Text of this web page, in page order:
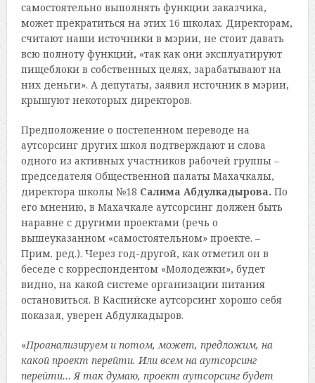
самостоятельно выполнять функции заказчика,
может прекратиться на этих 16 школах. Директорам,
считают наши источники в мэрии, не стоит давать
всю полноту функций, «так как они эксплуатируют
пищеблоки в собственных целях, зарабатывают на
них деньги». А депутаты, заявил источник в мэрии,
крышуют некоторых директоров.
Предположение о постепенном переводе на
аутсорсинг других школ подтверждают и слова
одного из активных участников рабочей группы –
председателя Общественной палаты Махачкалы,
директора школы №18 Салима Абдулкадырова. По
его мнению, в Махачкале аутсорсинг должен быть
наравне с другими проектами (речь о
вышеуказанном «самостоятельном» проекте. –
Прим. ред.). Через год-другой, как отметил он в
беседе с корреспондентом «Молодежки», будет
видно, на какой системе организации питания
остановиться. В Каспийске аутсорсинг хорошо себя
показал, уверен Абдулкадыров.
«Проанализируем и потом, может, предложим, на
какой проект перейти. Или всем на аутсорсинг
перейти… Я так думаю, проект аутсорсинг будет